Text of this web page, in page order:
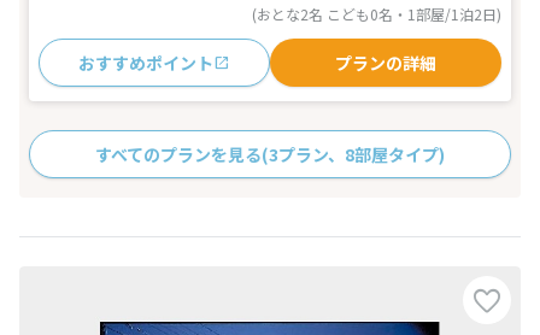
(おとな2名 こども0名・1部屋/1泊2日)
おすすめポイント プランの詳細
すべてのプランを見る(3プラン、8部屋タイプ)